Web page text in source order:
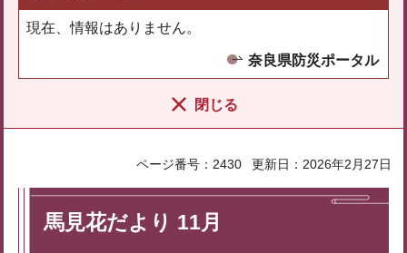
現在、情報はありません。
奈良県防災ポータル
閉じる
ページ番号：2430 更新日：2026年2月27日
馬見花だより 11月